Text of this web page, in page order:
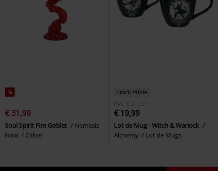
%
€ 31,99
Soul Spirit Fire Goblet
Nemesis
Now
Calice
Stock faible
PVC € 21,00
€ 19,99
Lot de Mug - Witch & Warlock
Alchemy
Lot de Mugs